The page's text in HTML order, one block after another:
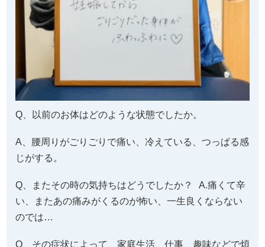
Q、以前のお体はどのような状態でしたか。
A、腰周りがごりごりで痛い、冷えている、つっぱる感
じがする。
Q、またその時の気持ちはどうでしたか？ A.痛くて辛
い、またあの痛みがくるのが怖い、一生良くならない
のでは…
Q、その症状によって、家庭生活、仕事、趣味などで煩